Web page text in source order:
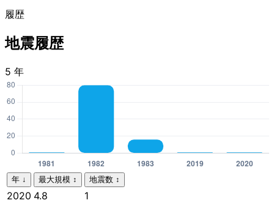
履歴
地震履歴
5 年
年 ↓ 最大規模 ↕ 地震数 ↕
2020 4.8
1